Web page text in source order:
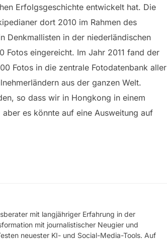
Erfolgsgeschichte entwickelt hat. Die
dort 2010 im Rahmen des
Denkmallisten in der niederländischen
Fotos eingereicht. Im Jahr 2011 fand der
Fotos in die zentrale Fotodatenbank aller
aus der ganzen Welt.
so dass wir in Hongkong in einem
es könnte auf eine Ausweitung auf
mit langjähriger Erfahrung in der
mit journalistischer Neugier und
neuester KI- und Social-Media-Tools. Auf